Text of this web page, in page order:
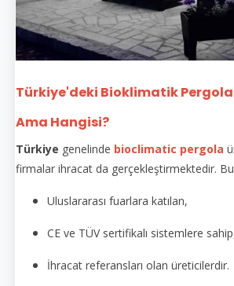
Türkiye'deki Bioklimatik Pergola
Ama Hangisi?
Türkiye genelinde bioclimatic pergola
firmalar ihracat da gerçekleştirmektedir.
Uluslararası fuarlara katılan,
CE ve TÜV sertifikalı sistemlere
İhracat referansları olan üreticilerdir.